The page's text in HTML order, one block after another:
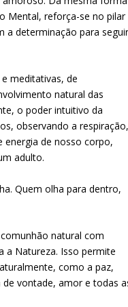
Mental, reforça-se no pilar
a determinação para
meditativas, de
natural das
o poder intuitivo da
observando a respiração,
de nosso corpo,
adulto.
Quem olha para dentro,
natural com
a Natureza. Isso permite
como a paz,
vontade, amor e todas